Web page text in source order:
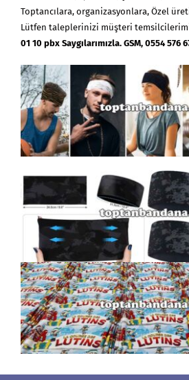
Toptancılara, organizasyonlara, Özel
Lütfen taleplerinizi müşteri
01 10 pbx Saygılarımızla. GSM, 0554 576